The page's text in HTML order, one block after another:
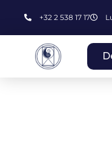
+32 2 538 17 17